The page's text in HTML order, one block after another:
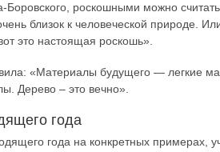
роскошными можно
близок к человеческой природе.
это настоящая роскошь».
«Материалы будущего — легкие
Дерево – это вечно».
года
года на конкретных примерах,